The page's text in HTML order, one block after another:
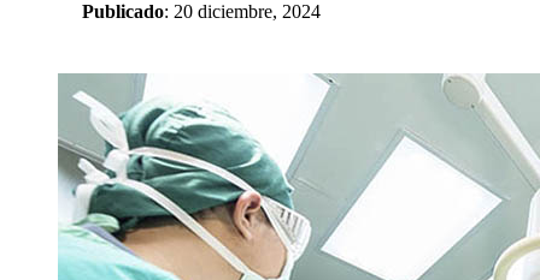
Publicado: 20 diciembre, 2024